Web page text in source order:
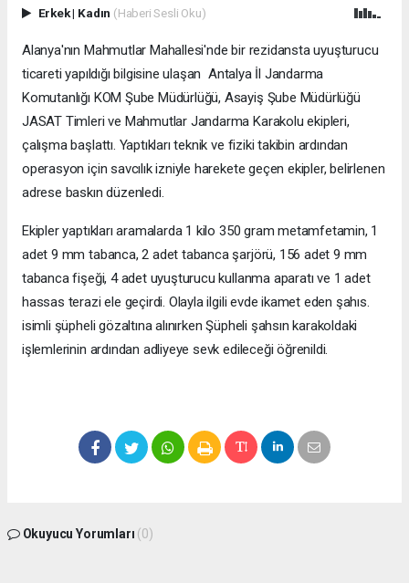
Erkek| Kadın (Haberi Sesli Oku)
Alanya'nın Mahmutlar Mahallesi'nde bir rezidansta uyuşturucu
ticareti yapıldığı bilgisine ulaşan Antalya İl Jandarma
Komutanlığı KOM Şube Müdürlüğü, Asayiş Şube Müdürlüğü
JASAT Timleri ve Mahmutlar Jandarma Karakolu ekipleri,
çalışma başlattı. Yaptıkları teknik ve fiziki takibin ardından
operasyon için savcılık izniyle harekete geçen ekipler, belirlenen
adrese baskın düzenledi.
Ekipler yaptıkları aramalarda 1 kilo 350 gram metamfetamin, 1
adet 9 mm tabanca, 2 adet tabanca şarjörü, 156 adet 9 mm
tabanca fişeği, 4 adet uyuşturucu kullanma aparatı ve 1 adet
hassas terazi ele geçirdi. Olayla ilgili evde ikamet eden şahıs.
isimli şüpheli gözaltına alınırken Şüpheli şahsın karakoldaki
işlemlerinin ardından adliyeye sevk edileceği öğrenildi.
Okuyucu Yorumları (0)